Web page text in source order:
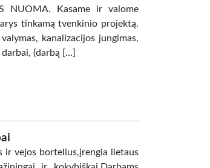
NUOMA. Kasame ir valome
tinkamą tvenkinio projektą.
kanalizacijos jungimas,
(darbą […]
ir vejos bortelius,įrengia lietaus